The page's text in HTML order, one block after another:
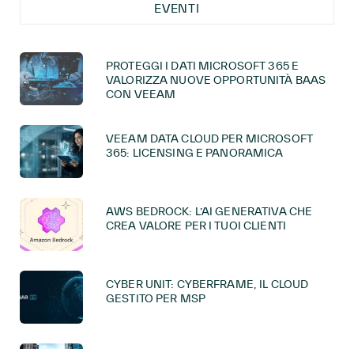
EVENTI
PROTEGGI I DATI MICROSOFT 365 E
VALORIZZA NUOVE OPPORTUNITÀ BAAS
CON VEEAM
VEEAM DATA CLOUD PER MICROSOFT
365: LICENSING E PANORAMICA
AWS BEDROCK: L’AI GENERATIVA CHE
CREA VALORE PER I TUOI CLIENTI
CYBER UNIT: CYBERFRAME, IL CLOUD
GESTITO PER MSP